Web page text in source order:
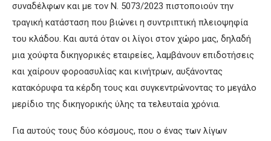
συναδέλφων και με τον Ν. 5073/2023 πιστοποιούν την
τραγική κατάσταση που βιώνει η συντριπτική πλειοψηφία
του κλάδου. Και αυτά όταν οι λίγοι στον χώρο μας, δηλαδή
μια χούφτα δικηγορικές εταιρείες, λαμβάνουν επιδοτήσεις
και χαίρουν φοροασυλίας και κινήτρων, αυξάνοντας
κατακόρυφα τα κέρδη τους και συγκεντρώνοντας το μεγάλο
μερίδιο της δικηγορικής ύλης τα τελευταία χρόνια.
Για αυτούς τους δύο κόσμους, που ο ένας των λίγων